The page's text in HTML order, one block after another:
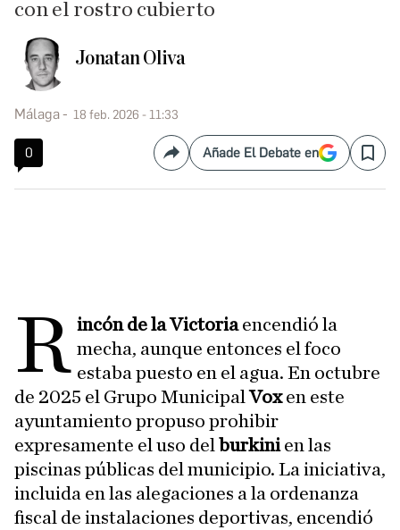
con el rostro cubierto
Jonatan Oliva
Málaga 18 feb. 2026 - 11:33
0 CompartirAñade El Debate en Save
R incón de la Victoriaencendió la
mecha, aunque entonces el foco
estaba puesto en el agua. En octubre
de 2025 el Grupo MunicipalVoxen este
ayuntamiento propuso prohibir
expresamente el uso del burkinien las
piscinas públicas del municipio. La iniciativa,
incluida en las alegaciones a la ordenanza
fiscal de instalaciones deportivas, encendió